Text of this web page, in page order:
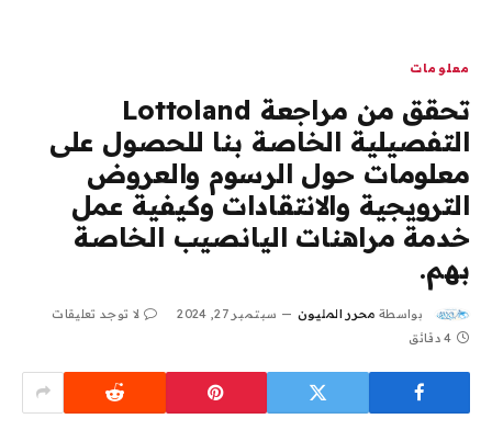
معلومات
تحقق من مراجعة Lottoland
التفصيلية الخاصة بنا للحصول على
معلومات حول الرسوم والعروض
الترويجية والانتقادات وكيفية عمل
خدمة مراهنات اليانصيب الخاصة
بهم.
بواسطة محرر المليون سبتمبر 27, 2024
لا توجد تعليقات
4 دقائق